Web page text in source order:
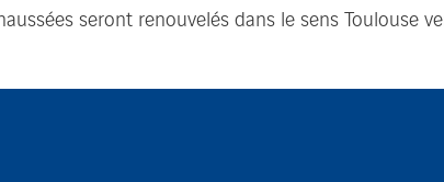
seront renouvelés dans le sens Toulouse